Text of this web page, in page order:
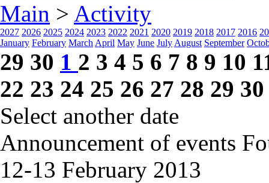
Main > Activity
2027 2026 2025 2024 2023 2022 2021 2020 2019 2018 2017 2016
January February March April May June July August September
29 30 1 2 3 4 5 6 7 8 9 10
22 23 24 25 26 27 28 29 30
Select another date
Announcement of events
12-13 February 2013